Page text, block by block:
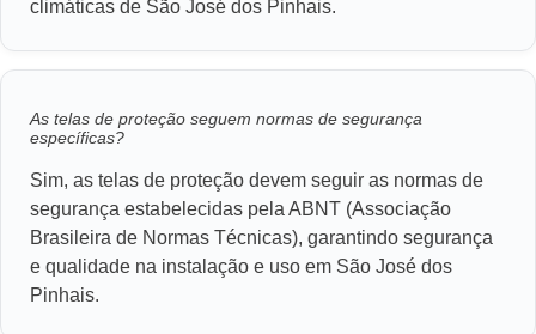
climáticas de São José dos Pinhais.
As telas de proteção seguem normas de segurança
específicas?
Sim, as telas de proteção devem seguir as normas de
segurança estabelecidas pela ABNT (Associação
Brasileira de Normas Técnicas), garantindo segurança
e qualidade na instalação e uso em São José dos
Pinhais.